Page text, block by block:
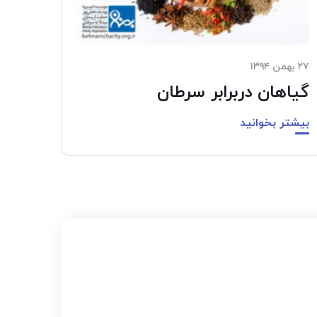
۲۷ بهمن ۱۳۹۴
گیاهان دربرابر سرطان
بیشتر بخوانید